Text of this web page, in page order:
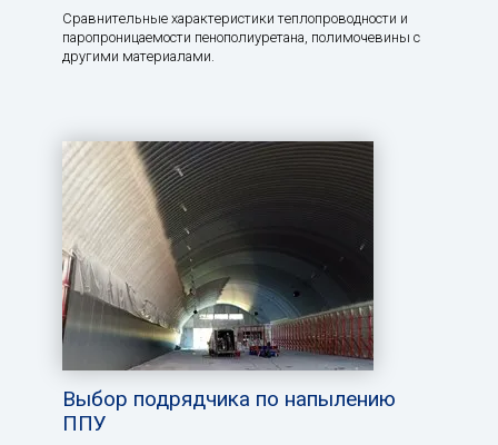
Сравнительные характеристики теплопроводности и
паропроницаемости пенополиуретана, полимочевины с
другими материалами.
Выбор подрядчика по напылению
ППУ